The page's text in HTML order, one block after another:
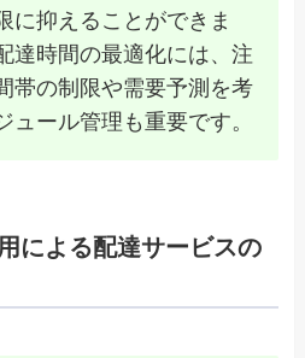
に抑えることができま
達時間の最適化には、注
帯の制限や需要予測を考
ュール管理も重要です。
による配達サービスの